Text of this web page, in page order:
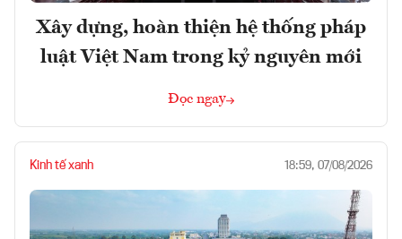
Xây dựng, hoàn thiện hệ thống pháp
luật Việt Nam trong kỷ nguyên mới
Đọc ngay
Kinh tế xanh 18:59, 07/08/2026